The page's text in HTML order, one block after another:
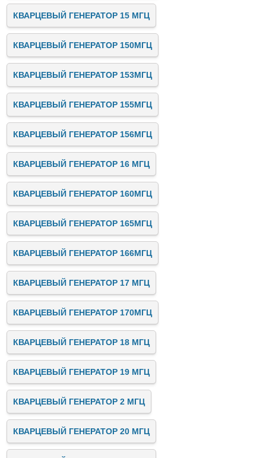
КВАРЦЕВЫЙ ГЕНЕРАТОР 15 МГЦ
КВАРЦЕВЫЙ ГЕНЕРАТОР 150МГЦ
КВАРЦЕВЫЙ ГЕНЕРАТОР 153МГЦ
КВАРЦЕВЫЙ ГЕНЕРАТОР 155МГЦ
КВАРЦЕВЫЙ ГЕНЕРАТОР 156МГЦ
КВАРЦЕВЫЙ ГЕНЕРАТОР 16 МГЦ
КВАРЦЕВЫЙ ГЕНЕРАТОР 160МГЦ
КВАРЦЕВЫЙ ГЕНЕРАТОР 165МГЦ
КВАРЦЕВЫЙ ГЕНЕРАТОР 166МГЦ
КВАРЦЕВЫЙ ГЕНЕРАТОР 17 МГЦ
КВАРЦЕВЫЙ ГЕНЕРАТОР 170МГЦ
КВАРЦЕВЫЙ ГЕНЕРАТОР 18 МГЦ
КВАРЦЕВЫЙ ГЕНЕРАТОР 19 МГЦ
КВАРЦЕВЫЙ ГЕНЕРАТОР 2 МГЦ
КВАРЦЕВЫЙ ГЕНЕРАТОР 20 МГЦ